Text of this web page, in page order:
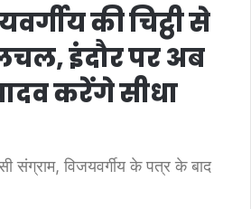
की चिट्ठी से
इंदौर पर अब
करेंगे सीधा
संग्राम, विजयवर्गीय के पत्र के बाद